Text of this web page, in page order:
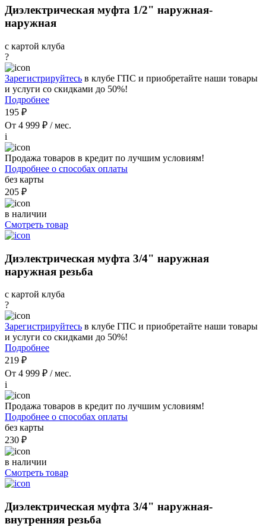
Диэлектрическая муфта 1/2" наружная-
наружная
с картой клуба
?
Зарегистрируйтесь в клубе ГПС и приобретайте наши товары
и услуги со скидками до 50%!
Подробнее
195 ₽
От 4 999 ₽ / мес.
i
Продажа товаров в кредит по лучшим условиям!
Подробнее о способах оплаты
без карты
205 ₽
в наличии
Смотреть товар
Диэлектрическая муфта 3/4" наружная
наружная резьба
с картой клуба
?
Зарегистрируйтесь в клубе ГПС и приобретайте наши товары
и услуги со скидками до 50%!
Подробнее
219 ₽
От 4 999 ₽ / мес.
i
Продажа товаров в кредит по лучшим условиям!
Подробнее о способах оплаты
без карты
230 ₽
в наличии
Смотреть товар
Диэлектрическая муфта 3/4" наружная-
внутренняя резьба